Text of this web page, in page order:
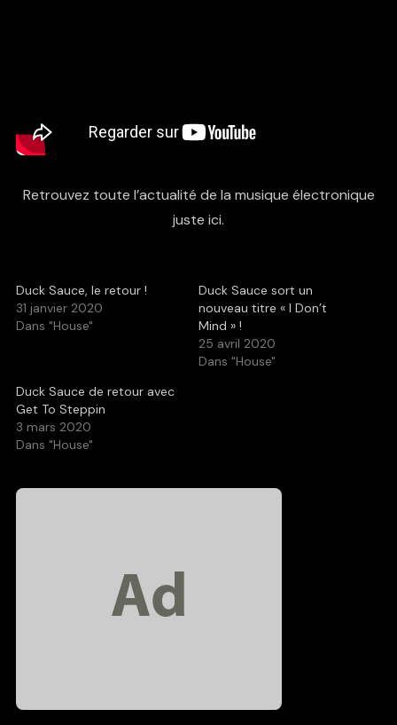
Retrouvez toute l’actualité de la musique électronique
juste ici.
Duck Sauce, le retour !
31 janvier 2020
Dans "House"
Duck Sauce sort un
nouveau titre « I Don’t
Mind » !
25 avril 2020
Dans "House"
Duck Sauce de retour avec
Get To Steppin
3 mars 2020
Dans "House"